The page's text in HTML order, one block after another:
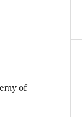
of